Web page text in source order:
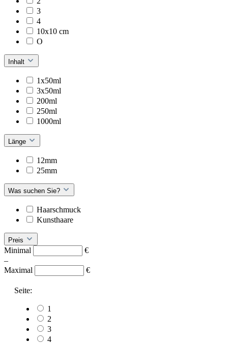
3
4
10x10 cm
O
Inhalt
1x50ml
3x50ml
200ml
250ml
1000ml
Länge
12mm
25mm
Was suchen Sie?
Haarschmuck
Kunsthaare
Preis
Minimal
€
–
Maximal
€
Seite:
1
2
3
4